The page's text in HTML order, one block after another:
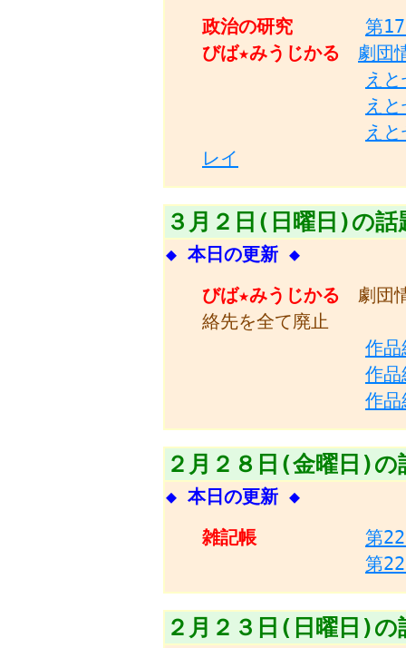
政治の研究 第
びば★みうじかる 劇団
え
え
え
レイ
３月２日(日曜日)の話
◆ 本日の更新 ◆
びば★みうじかる 劇団
絡先を全て廃止
作
作
作
２月２８日(金曜日)の
◆ 本日の更新 ◆
雑記帳 第
第
２月２３日(日曜日)の